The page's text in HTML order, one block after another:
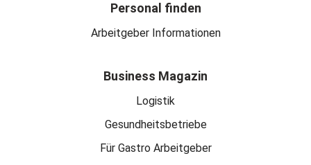
Personal finden
Arbeitgeber Informationen
Business Magazin
Logistik
Gesundheitsbetriebe
Für Gastro Arbeitgeber